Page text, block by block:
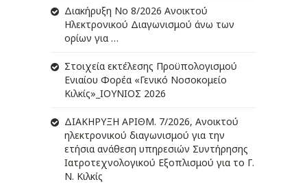
Διακήρυξη Νο 8/2026 Ανοικτού
Ηλεκτρονικού Διαγωνισμού άνω των
ορίων για …
Στοιχεία εκτέλεσης Προϋπολογισμού
Ενιαίου Φορέα «Γενικό Νοσοκομείο
Κιλκίς»_ΙΟΥΝΙΟΣ 2026
ΔIΑΚΗΡΥΞΗ ΑΡIΘΜ. 7/2026, Ανοικτού
ηλεκτρονικού διαγωνισμού για την
ετήσια ανάθεση υπηρεσιών Συντήρησης
Ιατροτεχνολογικού Εξοπλισμού για το Γ.
Ν. Κιλκίς